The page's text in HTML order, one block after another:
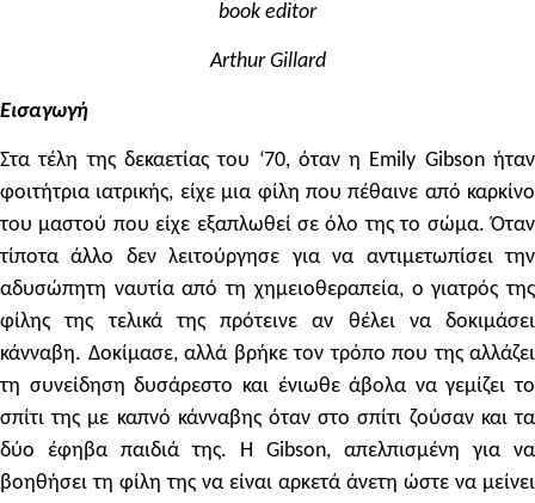
book editor
Arthur Gillard
Εισαγωγή
Στα τέλη της δεκαετίας του ‘70, όταν η Emily Gibson ήταν
φοιτήτρια ιατρικής, είχε μια φίλη που πέθαινε από καρκίνο
του μαστού που είχε εξαπλωθεί σε όλο της το σώμα. Όταν
τίποτα άλλο δεν λειτούργησε για να αντιμετωπίσει την
αδυσώπητη ναυτία από τη χημειοθεραπεία, ο γιατρός της
φίλης της τελικά της πρότεινε αν θέλει να δοκιμάσει
κάνναβη. Δοκίμασε, αλλά βρήκε τον τρόπο που της αλλάζει
τη συνείδηση δυσάρεστο και ένιωθε άβολα να γεμίζει το
σπίτι της με καπνό κάνναβης όταν στο σπίτι ζούσαν και τα
δύο έφηβα παιδιά της. Η Gibson, απελπισμένη για να
βοηθήσει τη φίλη της να είναι αρκετά άνετη ώστε να μείνει